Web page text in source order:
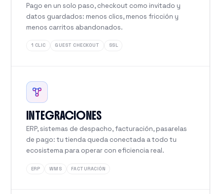
Pago en un solo paso, checkout como invitado y
datos guardados: menos clics, menos fricción y
menos carritos abandonados.
1 CLIC GUEST CHECKOUT SSL
INTEGRACIONES
ERP, sistemas de despacho, facturación, pasarelas
de pago: tu tienda queda conectada a todo tu
ecosistema para operar con eficiencia real.
ERP WMS FACTURACIÓN